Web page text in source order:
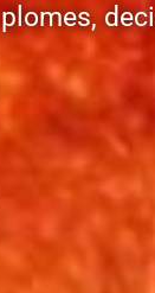
plomes,